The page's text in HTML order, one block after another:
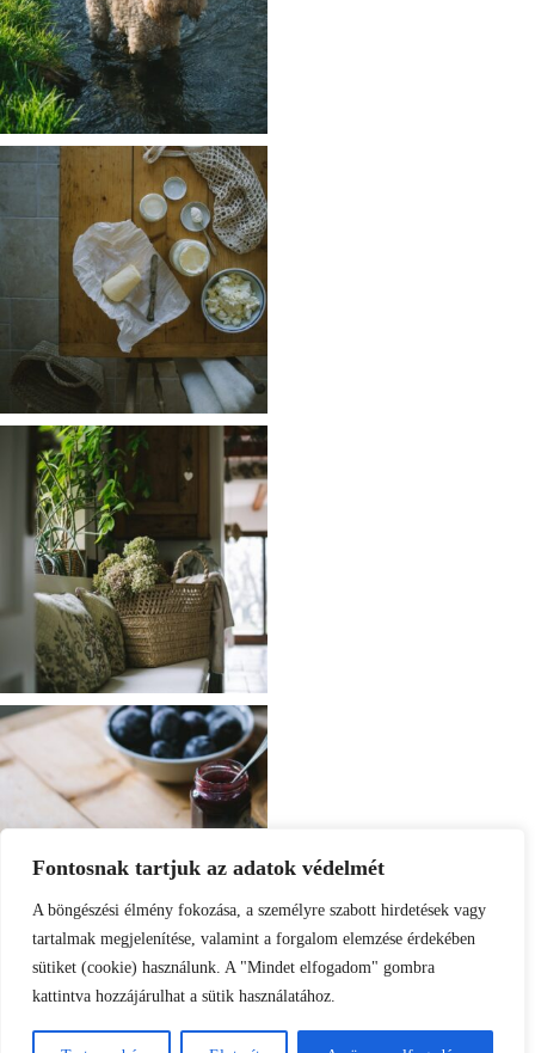
Fontosnak tartjuk az adatok védelmét
A böngészési élmény fokozása, a személyre szabott hirdetések vagy
tartalmak megjelenítése, valamint a forgalom elemzése érdekében
sütiket (cookie) használunk. A "Mindet elfogadom" gombra
kattintva hozzájárulhat a sütik használatához.